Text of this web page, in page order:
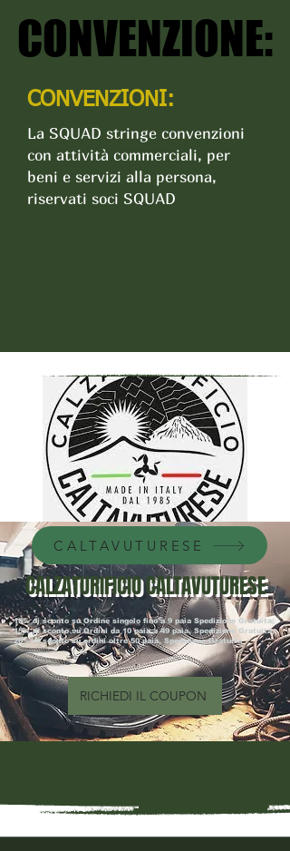
CONVENZIONE:
CONVENZIONE:
CONVENZIONI:
La SQUAD stringe convenzioni
con attività commerciali, per
beni e servizi alla persona,
riservati soci SQUAD
CALTAVUTURESE
CALZATURIFICIO CALTAVUTURESE
10% di sconto su Ordine singolo fino a 9 paia Spedizione Gratuita;
15% di sconto su Ordini da 10 paia a 49 paia, Spedizione Gratuita;
20% di sconto su ordini oltre 50 paia, Spedizione Gratuita
RICHIEDI IL COUPON